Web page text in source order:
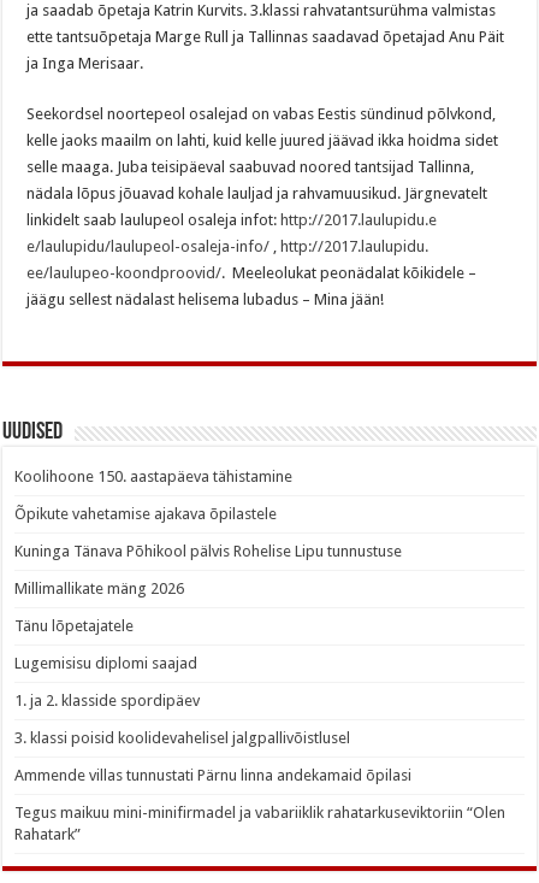
ja saadab õpetaja Katrin Kurvits. 3.klassi rahvatantsurühma valmistas
ette tantsuõpetaja Marge Rull ja Tallinnas saadavad õpetajad Anu Päit
ja Inga Merisaar.
Seekordsel noortepeol osalejad on vabas Eestis sündinud põlvkond,
kelle jaoks maailm on lahti, kuid kelle juured jäävad ikka hoidma sidet
selle maaga. Juba teisipäeval saabuvad noored tantsijad Tallinna,
nädala lõpus jõuavad kohale lauljad ja rahvamuusikud. Järgnevatelt
linkidelt saab laulupeol osaleja infot: http://2017.laulupidu.e
e/laulupidu/laulupeol-osaleja-info/ , http://2017.laulupidu.
ee/laulupeo-koondproovid/.Meeleolukat peonädalat kõikidele –
jäägu sellest nädalast helisema lubadus – Mina jään!
Uudised
Koolihoone 150. aastapäeva tähistamine
Õpikute vahetamise ajakava õpilastele
Kuninga Tänava Põhikool pälvis Rohelise Lipu tunnustuse
Millimallikate mäng 2026
Tänu lõpetajatele
Lugemisisu diplomi saajad
1. ja 2. klasside spordipäev
3. klassi poisid koolidevahelisel jalgpallivõistlusel
Ammende villas tunnustati Pärnu linna andekamaid õpilasi
Tegus maikuu mini-minifirmadel ja vabariiklik rahatarkuseviktoriin “Olen
Rahatark”